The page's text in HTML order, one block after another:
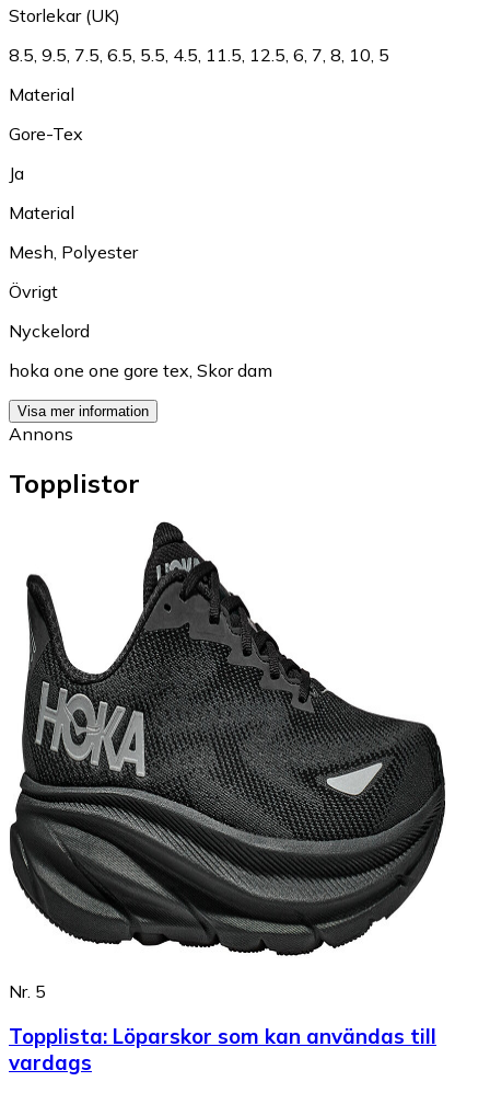
Storlekar (UK)
8.5 9.5 7.5 6.5 5.5 4.5 11.5 12.5 6 7 8 10 5
Material
Gore-Tex
Ja
Material
Mesh Polyester
Övrigt
Nyckelord
hoka one one gore tex Skor dam
Visa mer information
Annons
Topplistor
Nr. 5
Topplista: Löparskor som kan användas till
vardags